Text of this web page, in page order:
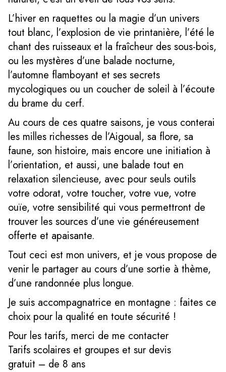
L’hiver en raquettes ou la magie d’un univers
tout blanc, l’explosion de vie printanière, l’été le
chant des ruisseaux et la fraîcheur des sous-bois,
ou les mystères d’une balade nocturne,
l’automne flamboyant et ses secrets
mycologiques ou un coucher de soleil à l’écoute
du brame du cerf.
Au cours de ces quatre saisons, je vous conterai
les milles richesses de l’Aigoual, sa flore, sa
faune, son histoire, mais encore une initiation à
l’orientation, et aussi, une balade tout en
relaxation silencieuse, avec pour seuls outils
votre odorat, votre toucher, votre vue, votre
ouïe, votre sensibilité qui vous permettront de
trouver les sources d’une vie généreusement
offerte et apaisante.
Tout ceci est mon univers, et je vous propose de
venir le partager au cours d’une sortie à thème,
d’une randonnée plus longue.
Je suis accompagnatrice en montagne : faites ce
choix pour la qualité en toute sécurité !
Pour les tarifs, merci de me contacter
Tarifs scolaires et groupes et sur devis
gratuit – de 8 ans